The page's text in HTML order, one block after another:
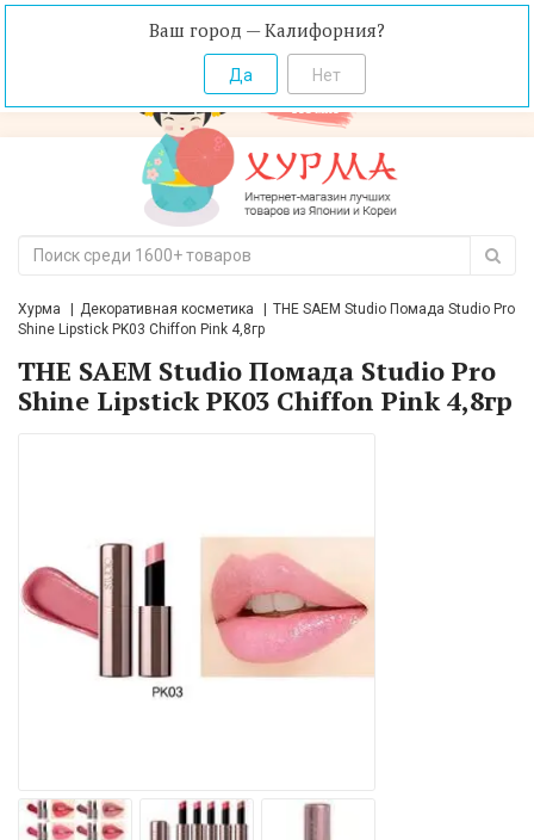
Ваш город — Калифорния?
Хурма Декоративная косметика
THE SAEM Studio Помада Studio Pro
Shine Lipstick PK03 Chiffon Pink 4,8гр
THE SAEM Studio Помада Studio Pro
Shine Lipstick PK03 Chiffon Pink 4,8гр